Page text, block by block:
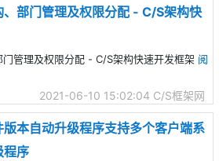
部门管理及权限分配 - C/S架构快
管理及权限分配 - C/S架构快速开发框架 阅
2021-06-10 15:02:04 C/S框架网
本自动升级程序支持多个客户端系
程序